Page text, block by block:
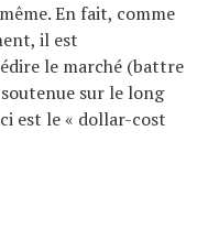
En fait, comme
il est
le marché (battre
sur le long
est le « dollar-cost